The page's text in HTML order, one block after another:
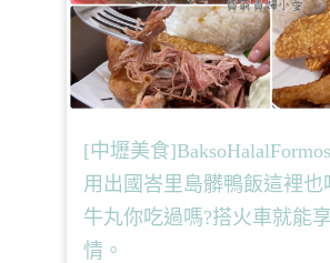
[中壢美食
用出國峇里島髒鴨飯這裡也
牛丸你吃過嗎?搭火車就能
情。